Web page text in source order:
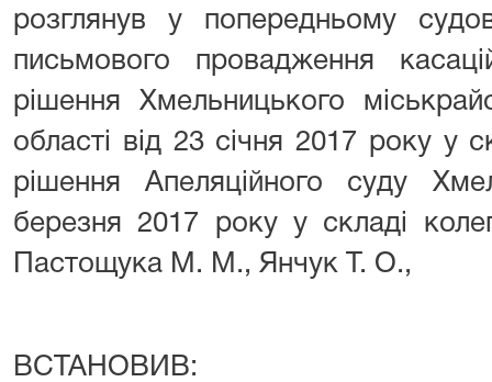
розглянув у попередньому
письмового провадження
рішення Хмельницького
області від 23 січня 2017 року у
рішення Апеляційного суду
березня 2017 року у складі
Пастощука М. М., Янчук Т. О.,
ВСТАНОВИВ: